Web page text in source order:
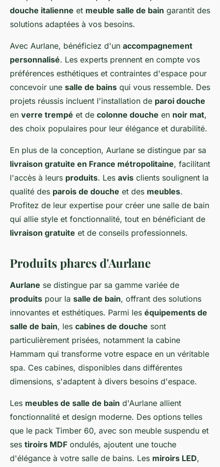
douche italienne et meuble salle de bain garantit des
solutions adaptées à vos besoins.
Avec Aurlane, bénéficiez d'un accompagnement
personnalisé. Les experts prennent en compte vos
préférences esthétiques et contraintes d'espace pour
concevoir une salle de bains qui vous ressemble. Des
projets réussis incluent l'installation de paroi douche
en verre trempé et de colonne douche en noir mat,
des choix populaires pour leur élégance et durabilité.
En plus de la conception, Aurlane se distingue par sa
livraison gratuite en France métropolitaine, facilitant
l'accès à leurs produits. Les avis clients soulignent la
qualité des parois de douche et des meubles.
Profitez de leur expertise pour créer une salle de bain
qui allie style et fonctionnalité, tout en bénéficiant de
livraison gratuite et de conseils professionnels.
Produits phares d'Aurlane
Aurlane se distingue par sa gamme variée de
produits pour la salle de bain, offrant des solutions
innovantes et esthétiques. Parmi les équipements de
salle de bain, les cabines de douche sont
particulièrement prisées, notamment la cabine
Hammam qui transforme votre espace en un véritable
spa. Ces cabines, disponibles dans différentes
dimensions, s'adaptent à divers besoins d'espace.
Les meubles de salle de bain d'Aurlane allient
fonctionnalité et design moderne. Des options telles
que le pack Timber 60, avec son meuble suspendu et
ses tiroirs MDF ondulés, ajoutent une touche
d'élégance à votre salle de bains. Les miroirs LED,